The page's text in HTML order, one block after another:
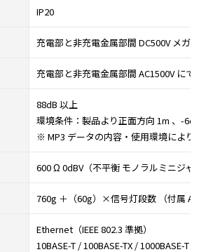
IP20
充電部と非充電金属部間 DC500V メガ
充電部と非充電金属部間 AC1500V に
88dB 以上
環境条件：製品より正面方向 1m 、-
※ MP3 データの内容・使用環境によ
600 Ω 0dBV（不平衡 モノラルミニジャ
760g ＋（60g）×信号灯段数 （付属
Ethernet（IEEE 802.3 準拠）
10BASE-T / 100BASE-TX / 1000BASE-T